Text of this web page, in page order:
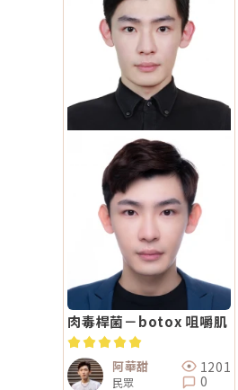
肉毒桿菌－botox 咀嚼肌
阿華甜
民眾
1201
0